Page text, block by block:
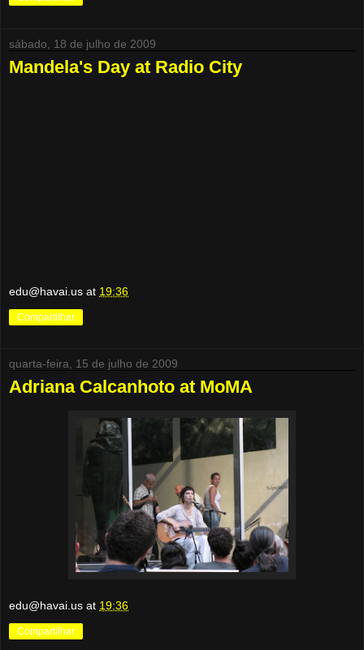
sábado, 18 de julho de 2009
Mandela's Day at Radio City
edu@havai.us at 19:36
Compartilhar
quarta-feira, 15 de julho de 2009
Adriana Calcanhoto at MoMA
edu@havai.us at 19:36
Compartilhar